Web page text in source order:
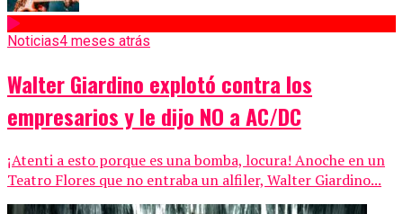
Noticias4 meses atrás
Walter Giardino explotó contra los
empresarios y le dijo NO a AC/DC
¡Atenti a esto porque es una bomba, locura! Anoche en un
Teatro Flores que no entraba un alfiler, Walter Giardino...